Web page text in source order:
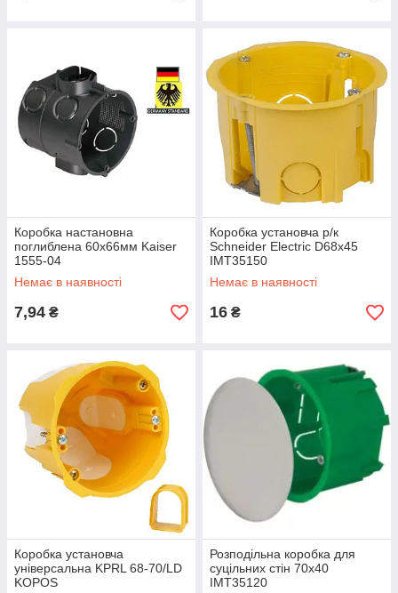
Коробка настановна
поглиблена 60х66мм Kaiser
1555-04
Немає в наявності
7,94 ₴
Коробка установча р/к
Schneider Electric D68x45
IMT35150
Немає в наявності
16 ₴
Коробка установча
універсальна KPRL 68-70/LD
KOPOS
Розподільна коробка для
суцільних стін 70х40
IMT35120